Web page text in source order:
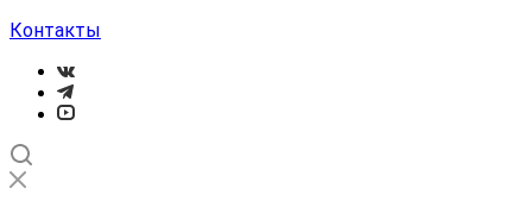
Контакты